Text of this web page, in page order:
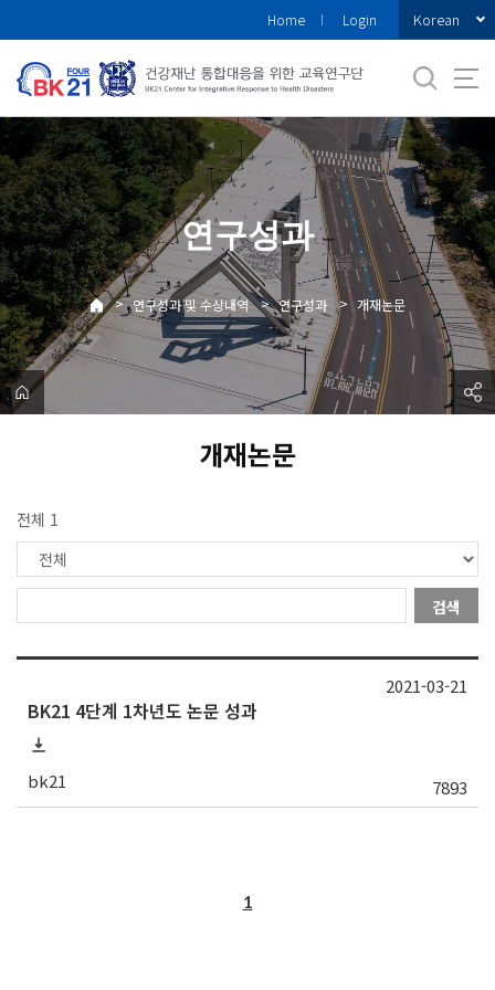
로
메
뉴
Home Login Korean
연구성과
> 연구성과 및 수상내역 > 연구성과 > 개재논문
개재논문
전체 1
검색
BK21 4단계 1차년도 논문 성과
bk21 7893
2021-03-21
1